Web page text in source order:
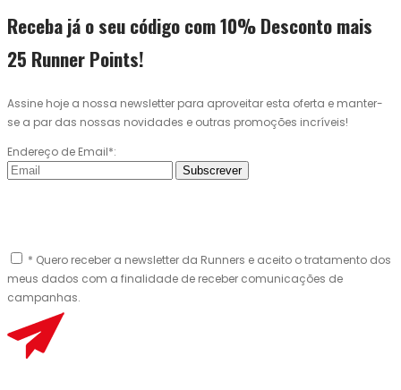
Receba já o seu código com 10% Desconto mais
25 Runner Points!
Assine hoje a nossa newsletter para aproveitar esta oferta e manter-
se a par das nossas novidades e outras promoções incríveis!
Endereço de Email*:
Subscrever
* Quero receber a newsletter da Runners e aceito o tratamento dos
meus dados com a finalidade de receber comunicações de
campanhas.